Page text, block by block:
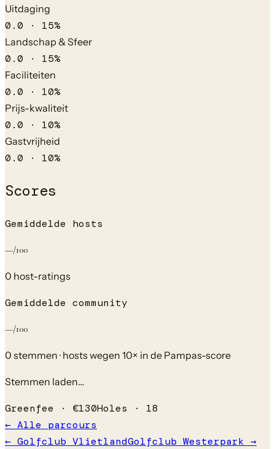
Uitdaging
0.0 · 15%
Landschap & Sfeer
0.0 · 15%
Faciliteiten
0.0 · 10%
Prijs-kwaliteit
0.0 · 10%
Gastvrijheid
0.0 · 10%
Scores
Gemiddelde hosts
—/100
0 host-ratings
Gemiddelde community
—/100
0 stemmen · hosts wegen 10× in de Pampas-score
Stemmen laden…
Greenfee · €130Holes · 18
← Alle parcours
← Golfclub VlietlandGolfclub Westerpark →